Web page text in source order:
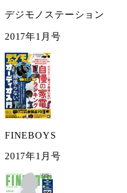
デジモノステーション
2017年1月号
FINEBOYS
2017年1月号